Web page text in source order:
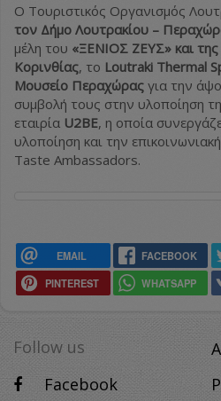
Ο Τουριστικός Οργανισμός
τον Δήμο Λουτρακίου –
μέλη του «ΞΕΝΙΟΣ ΖΕΥΣ» και
Κορινθίας, το Loutraki Thermal
Μουσείο Περαχώρας για την
συμβολή τους στην υλοποίηση
εταιρία U2BE, η οποία
υλοποίηση και την
Taste Ambassadors.
EMAIL FACEBOOK
PINTEREST
WHATSAPP
Follow us
Facebook